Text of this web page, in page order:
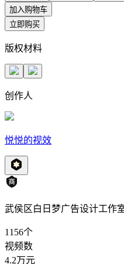
加入购物车
立即购买
版权材料
创作人
悦悦的视效
武侯区白日梦广告设计工作
1156个
视频数
4.2万元